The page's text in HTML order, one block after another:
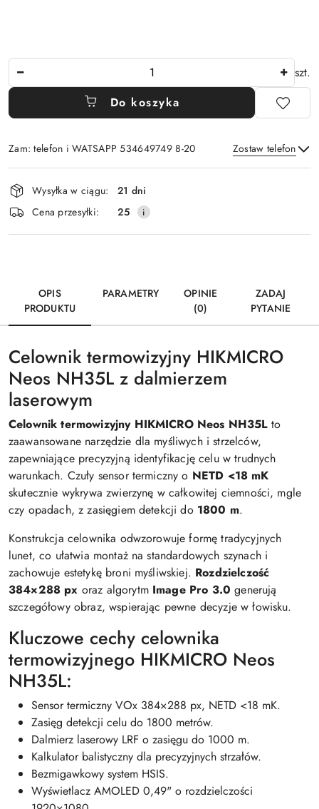
szt.
Do koszyka
Zam: telefon i WATSAPP 534649749 8-20 Zostaw telefon
Wyślij
Dostępność
i
dostawa
Wysyłka w ciągu:
21 dni
Cena przesyłki:
25
OPIS
PRODUKTU
PARAMETRY
OPINIE
(0)
ZADAJ
PYTANIE
Celownik termowizyjny HIKMICRO
Neos NH35L z dalmierzem
laserowym
Celownik termowizyjny HIKMICRO Neos NH35Lto
zaawansowane narzędzie dla myśliwych i strzelców,
zapewniające precyzyjną identyfikację celu w trudnych
warunkach. Czuły sensor termiczny o NETD <18 mK
skutecznie wykrywa zwierzynę w całkowitej ciemności, mgle
czy opadach, z zasięgiem detekcji do 1800 m.
Konstrukcja celownika odwzorowuje formę tradycyjnych
lunet, co ułatwia montaż na standardowych szynach i
zachowuje estetykę broni myśliwskiej. Rozdzielczość
384×288 px oraz algorytm Image Pro 3.0 generują
szczegółowy obraz, wspierając pewne decyzje w łowisku.
Kluczowe cechy celownika
termowizyjnego HIKMICRO Neos
NH35L:
Sensor termiczny VOx 384×288 px, NETD <18 mK.
Zasięg detekcji celu do 1800 metrów.
Dalmierz laserowy LRF o zasięgu do 1000 m.
Kalkulator balistyczny dla precyzyjnych strzałów.
Bezmigawkowy system HSIS.
Wyświetlacz AMOLED 0,49" o rozdzielczości